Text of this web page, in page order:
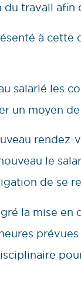
travail
à
salarié les
un moyen
rendez-
le
de se
la mise en